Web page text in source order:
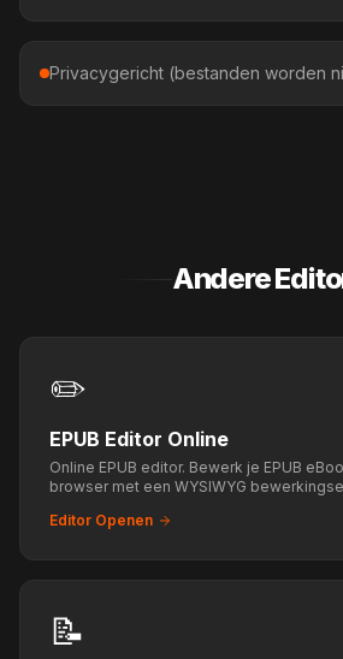
Privacygericht (bestanden worden
Andere
✏️
EPUB Editor Online
Online EPUB editor. Bewerk je EPUB
browser met een WYSIWYG
Editor Openen
📝